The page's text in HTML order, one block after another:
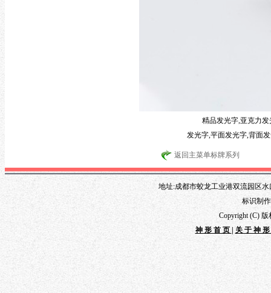
精品发光字,亚克力
发光字,平面发光字,背面
返回主菜单标牌系列
地址:成都市蛟龙工业港双流园区水
标识制
Copyright (C)
神形首页
关于神形